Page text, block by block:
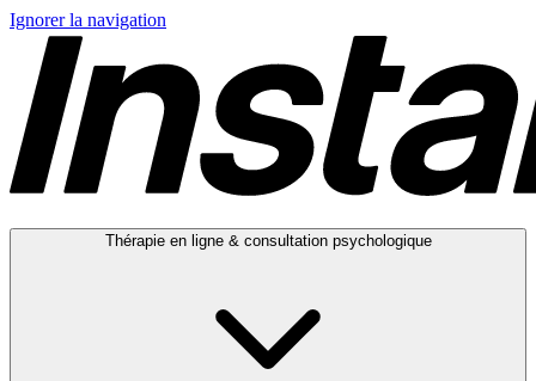
Ignorer la navigation
Thérapie en ligne & consultation psychologique